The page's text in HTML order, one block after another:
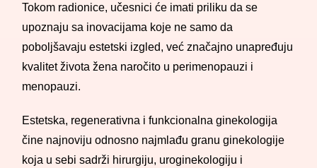
Tokom radionice, učesnici će imati priliku da se
upoznaju sa inovacijama koje ne samo da
poboljšavaju estetski izgled, već značajno unapređuju
kvalitet života žena naročito u perimenopauzi i
menopauzi.
Estetska, regenerativna i funkcionalna ginekologija
čine najnoviju odnosno najmlađu granu ginekologije
koja u sebi sadrži hirurgiju, uroginekologiju i